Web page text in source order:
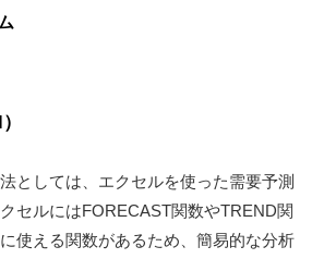
としては、エクセルを使った需要予測
セルにはFORECAST関数やTREND関
使える関数があるため、簡易的な分析